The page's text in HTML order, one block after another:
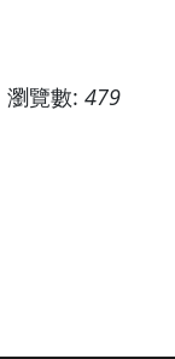
瀏覽數: 479